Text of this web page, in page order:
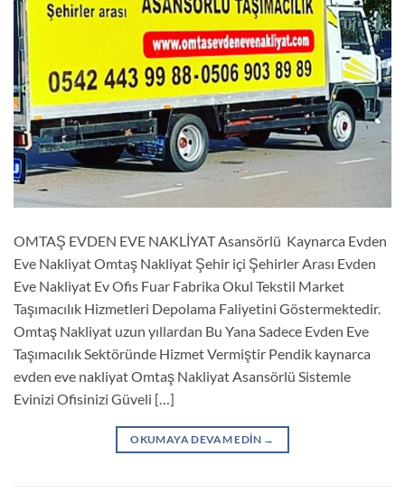
OMTAŞ EVDEN EVE NAKLİYAT Asansörlü Kaynarca Evden
Eve Nakliyat Omtaş Nakliyat Şehir içi Şehirler Arası Evden
Eve Nakliyat Ev Ofis Fuar Fabrika Okul Tekstil Market
Taşımacılık Hizmetleri Depolama Faliyetini Göstermektedir.
Omtaş Nakliyat uzun yıllardan Bu Yana Sadece Evden Eve
Taşımacılık Sektöründe Hizmet Vermiştir Pendik kaynarca
evden eve nakliyat Omtaş Nakliyat Asansörlü Sistemle
Evinizi Ofisinizi Güveli […]
OKUMAYA DEVAM EDIN →